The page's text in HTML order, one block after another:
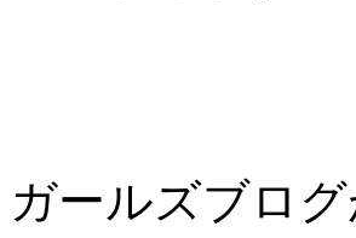
ガールズブロ